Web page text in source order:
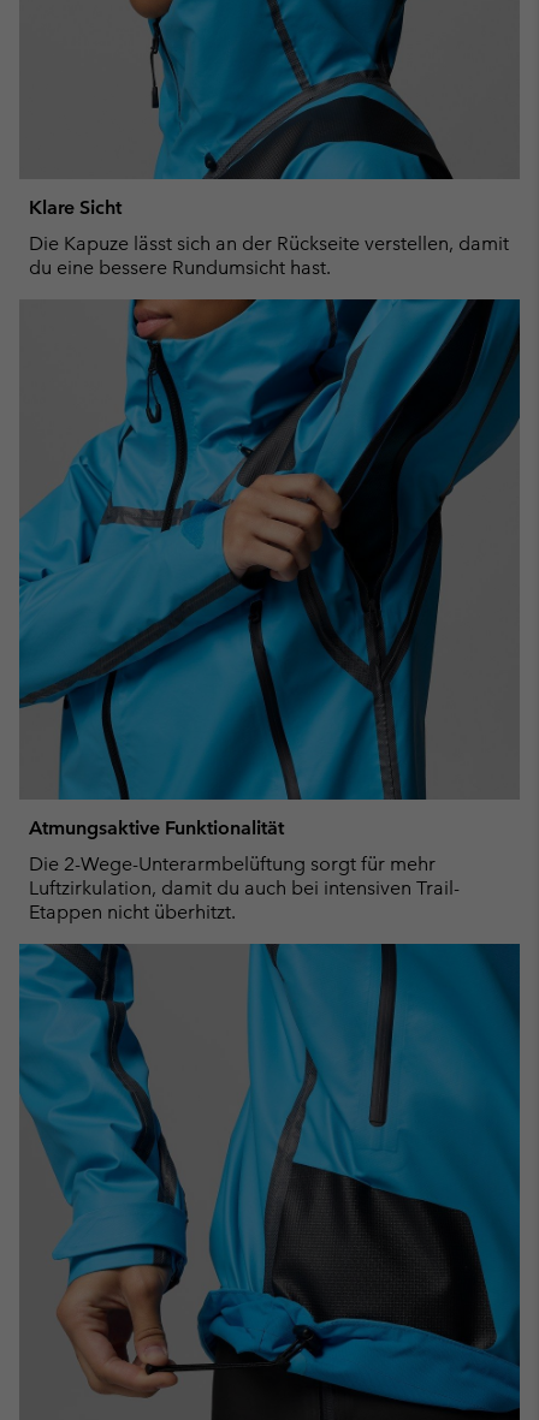
Klare Sicht
Die Kapuze lässt sich an der Rückseite verstellen, damit
du eine bessere Rundumsicht hast.
Atmungsaktive Funktionalität
Die 2-Wege-Unterarmbelüftung sorgt für mehr
Luftzirkulation, damit du auch bei intensiven Trail-
Etappen nicht überhitzt.